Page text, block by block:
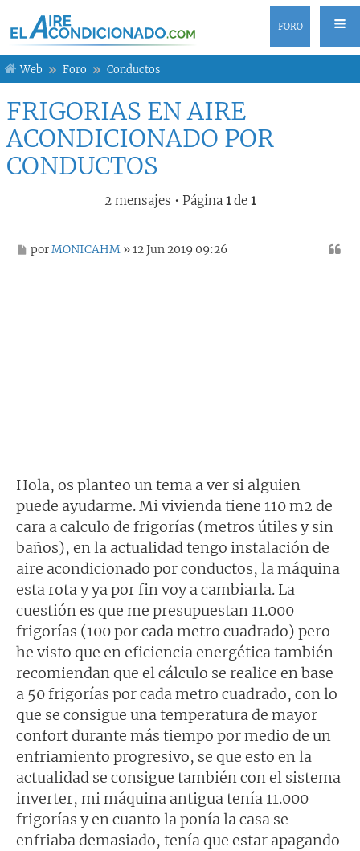
FORO
Web Foro Conductos
FRIGORIAS EN AIRE
ACONDICIONADO POR
CONDUCTOS
2 mensajes • Página 1de 1
M
porMONICAHM » 12 Jun 2019 09:26
Hola, os planteo un tema a ver si alguien
puede ayudarme. Mi vivienda tiene 110 m2 de
cara a calculo de frigorías (metros útiles y sin
baños), en la actualidad tengo instalación de
aire acondicionado por conductos, la máquina
esta rota y ya por fin voy a cambiarla. La
cuestión es que me presupuestan 11.000
frigorías (100 por cada metro cuadrado) pero
he visto que en eficiencia energética también
recomiendan que el cálculo se realice en base
a 50 frigorías por cada metro cuadrado, con lo
que se consigue una temperatura de mayor
confort durante más tiempo por medio de un
enfriamiento progresivo, se que esto en la
actualidad se consigue también con el sistema
inverter, mi máquina antigua tenía 11.000
frigorías y en cuanto la ponía la casa se
enfriaba demasiado, tenía que estar apagando